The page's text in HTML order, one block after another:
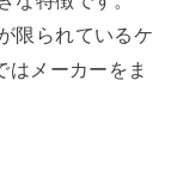
限られているケ
はメーカーをま